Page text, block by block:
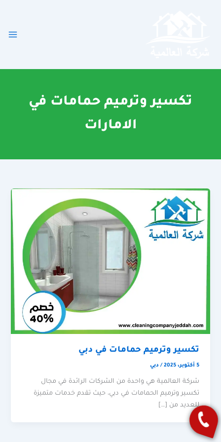
تكسير وترميم حمامات في
الامارات
تكسير وترميم حمامات في دبي
5 أكتوبر، 2025 / دبي
شركة العالمية هي واحدة من الشركات الرائدة في مجال
تكسير وترميم الحمامات في دبي، حيث تقدم خدمات متميزة
للعديد من […]